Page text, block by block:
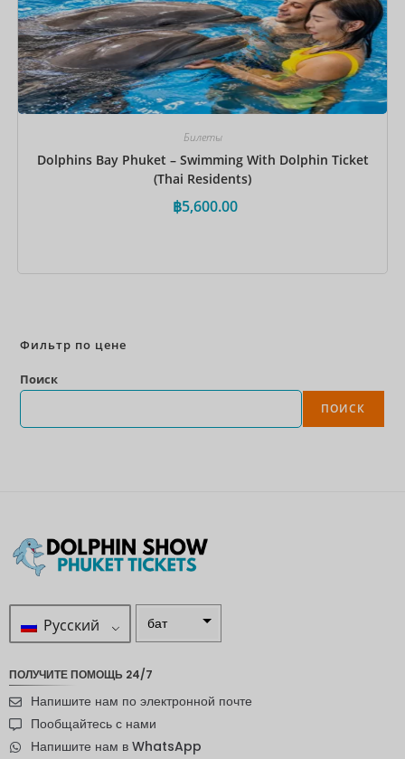
Билеты
Dolphins Bay Phuket – Swimming With Dolphin Ticket
(Thai Residents)
฿5,600.00
Фильтр по цене
Поиск
ПОИСК
Русский бат
я крона
андский
ПОЛУЧИТЕ ПОМОЩЬ 24/7
Напишите нам по электронной почте
Пообщайтесь с нами
Напишите нам в WhatsApp